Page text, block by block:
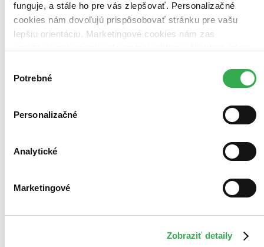
funguje, a stále ho pre vás zlepšovať. Personalizačné
cookies nám dovoľujú prispôsobovať stránku pre vašu
lepšiu orientáciu. Marketingové cookies nám zas
keby sme mohli používať všetky tieto cookies. Ďakujeme!
súhlasu
Potrebné
Personalizačné
Analytické
Marketingové
Zobraziť detaily